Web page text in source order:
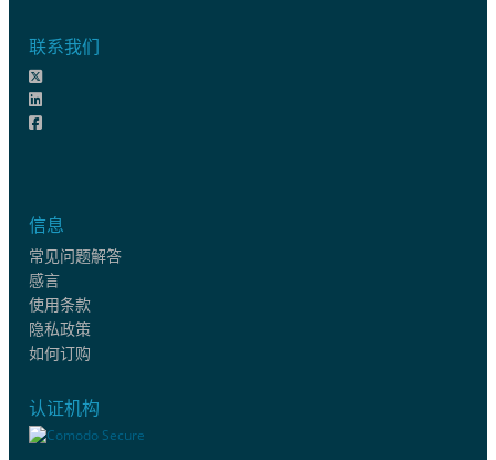
联系我们
信息
常见问题解答
感言
使用条款
隐私政策
如何订购
认证机构